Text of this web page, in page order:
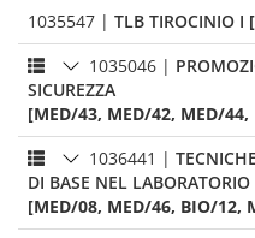
1035547 | TLB TIROCINIO I
1035046 |
SICUREZZA
[MED/43, MED/42, MED/
1036441 |
DI BASE NEL LABORATORIO
[MED/08, MED/46, BIO/12,